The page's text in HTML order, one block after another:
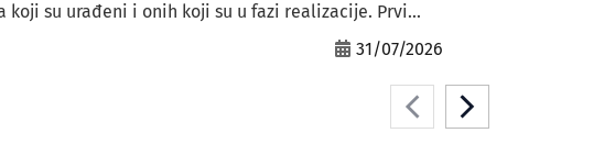
koji su urađeni i onih koji su u fazi realizacije. Prvi...
31/07/2026